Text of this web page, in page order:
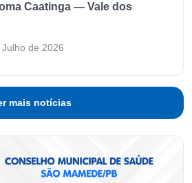
Caatinga — Vale dos
de 2026
mais notícias